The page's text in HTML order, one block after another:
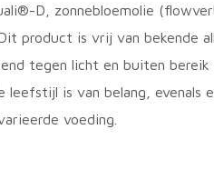
D, zonnebloemolie
product is vrij van bekende
tegen licht en buiten bereik
is van belang, evenals
voeding.